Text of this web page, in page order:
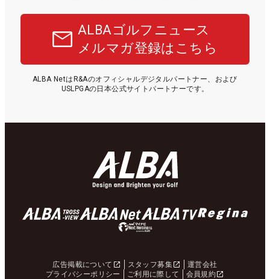
ALBAゴルフニュース
メルマガ登録はこちら
ALBA NetはR&Aのオフィシャルデジタルパートナー、および
USLPGAの日本公式サイトパートナーです。
広告掲載について スタッフ募集
運営会社
プライバシーポリシー
ご利用に際して 会員規約